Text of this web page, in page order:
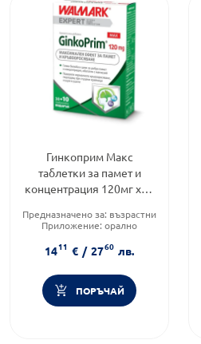
Гинкоприм Макс
таблетки за памет и
концентрация 120мг х30
Предназначено за: възрастни
Приложение: орално
1411 € / 2760 лв.
ПОРЪЧАЙ